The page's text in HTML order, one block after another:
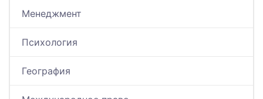
Менеджмент
Психология
География